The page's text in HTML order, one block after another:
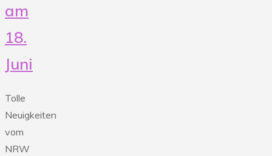
am
18.
Juni
Tolle
Neuigkeiten
vom
NRW